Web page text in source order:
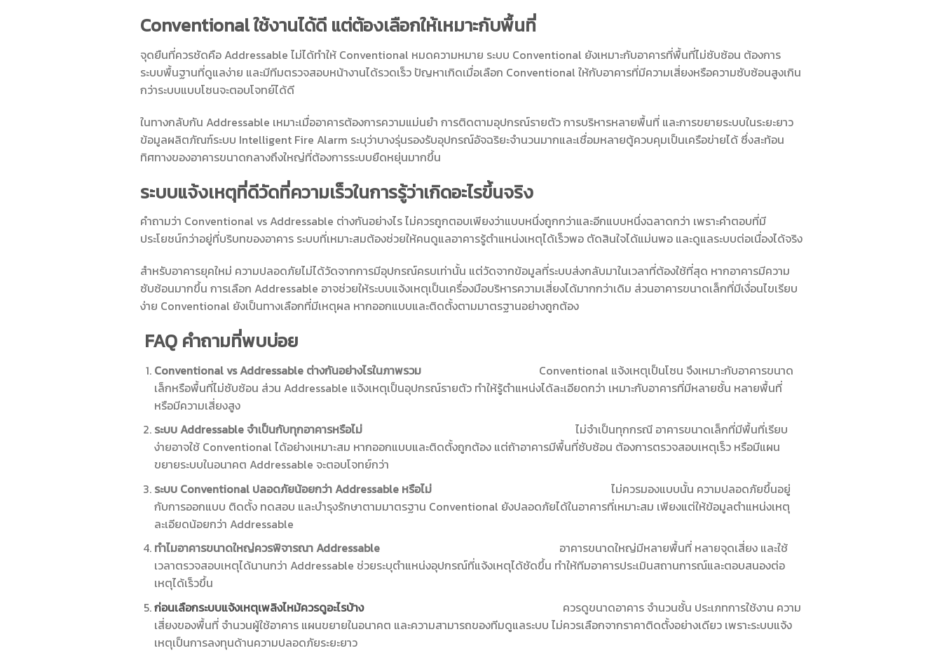
Conventional ใช้งานได้ดี แต่ต้องเลือกให้เหมาะกับพื้นที่
จุดยืนที่ควรชัดคือ Addressable ไม่ได้ทำให้ Conventional หมดความหมาย ระบบ Conventional ยังเหมาะกับอาคารที่พื้นที่ไม่ซับซ้อน ต้องการ
ระบบพื้นฐานที่ดูแลง่าย และมีทีมตรวจสอบหน้างานได้รวดเร็ว ปัญหาเกิดเมื่อเลือก Conventional ให้กับอาคารที่มีความเสี่ยงหรือความซับซ้อนสูงเกิน
กว่าระบบแบบโซนจะตอบโจทย์ได้ดี
ในทางกลับกัน Addressable เหมาะเมื่ออาคารต้องการความแม่นยำ การติดตามอุปกรณ์รายตัว การบริหารหลายพื้นที่ และการขยายระบบในระยะยาว
ข้อมูลผลิตภัณฑ์ระบบ Intelligent Fire Alarm ระบุว่าบางรุ่นรองรับอุปกรณ์อัจฉริยะจำนวนมากและเชื่อมหลายตู้ควบคุมเป็นเครือข่ายได้ ซึ่งสะท้อน
ทิศทางของอาคารขนาดกลางถึงใหญ่ที่ต้องการระบบยืดหยุ่นมากขึ้น
ระบบแจ้งเหตุที่ดีวัดที่ความเร็วในการรู้ว่าเกิดอะไรขึ้นจริง
คำถามว่า Conventional vs Addressable ต่างกันอย่างไร ไม่ควรถูกตอบเพียงว่าแบบหนึ่งถูกกว่าและอีกแบบหนึ่งฉลาดกว่า เพราะคำตอบที่มี
ประโยชน์กว่าอยู่ที่บริบทของอาคาร ระบบที่เหมาะสมต้องช่วยให้คนดูแลอาคารรู้ตำแหน่งเหตุได้เร็วพอ ตัดสินใจได้แม่นพอ และดูแลระบบต่อเนื่องได้จริง
สำหรับอาคารยุคใหม่ ความปลอดภัยไม่ได้วัดจากการมีอุปกรณ์ครบเท่านั้น แต่วัดจากข้อมูลที่ระบบส่งกลับมาในเวลาที่ต้องใช้ที่สุด หากอาคารมีความ
ซับซ้อนมากขึ้น การเลือก Addressable อาจช่วยให้ระบบแจ้งเหตุเป็นเครื่องมือบริหารความเสี่ยงได้มากกว่าเดิม ส่วนอาคารขนาดเล็กที่มีเงื่อนไขเรียบ
ง่าย Conventional ยังเป็นทางเลือกที่มีเหตุผล หากออกแบบและติดตั้งตามมาตรฐานอย่างถูกต้อง
FAQ คำถามที่พบบ่อย
Conventional vs Addressable ต่างกันอย่างไรในภาพรวม Conventional แจ้งเหตุเป็นโซน จึงเหมาะกับอาคารขนาด
เล็กหรือพื้นที่ไม่ซับซ้อน ส่วน Addressable แจ้งเหตุเป็นอุปกรณ์รายตัว ทำให้รู้ตำแหน่งได้ละเอียดกว่า เหมาะกับอาคารที่มีหลายชั้น หลายพื้นที่
หรือมีความเสี่ยงสูง
ระบบ Addressable จำเป็นกับทุกอาคารหรือไม่ไม่จำเป็นทุกกรณี อาคารขนาดเล็กที่มีพื้นที่เรียบ
ง่ายอาจใช้ Conventional ได้อย่างเหมาะสม หากออกแบบและติดตั้งถูกต้อง แต่ถ้าอาคารมีพื้นที่ซับซ้อน ต้องการตรวจสอบเหตุเร็ว หรือมีแผน
ขยายระบบในอนาคต Addressable จะตอบโจทย์กว่า
ระบบ Conventional ปลอดภัยน้อยกว่า Addressable หรือไม่ไม่ควรมองแบบนั้น ความปลอดภัยขึ้นอยู่
กับการออกแบบ ติดตั้ง ทดสอบ และบำรุงรักษาตามมาตรฐาน Conventional ยังปลอดภัยได้ในอาคารที่เหมาะสม เพียงแต่ให้ข้อมูลตำแหน่งเหตุ
ละเอียดน้อยกว่า Addressable
ทำไมอาคารขนาดใหญ่ควรพิจารณา Addressable อาคารขนาดใหญ่มีหลายพื้นที่ หลายจุดเสี่ยง และใช้
เวลาตรวจสอบเหตุได้นานกว่า Addressable ช่วยระบุตำแหน่งอุปกรณ์ที่แจ้งเหตุได้ชัดขึ้น ทำให้ทีมอาคารประเมินสถานการณ์และตอบสนองต่อ
เหตุได้เร็วขึ้น
ก่อนเลือกระบบแจ้งเหตุเพลิงไหม้ควรดูอะไรบ้าง ควรดูขนาดอาคาร จำนวนชั้น ประเภทการใช้งาน ความ
เสี่ยงของพื้นที่ จำนวนผู้ใช้อาคาร แผนขยายในอนาคต และความสามารถของทีมดูแลระบบ ไม่ควรเลือกจากราคาติดตั้งอย่างเดียว เพราะระบบแจ้ง
เหตุเป็นการลงทุนด้านความปลอดภัยระยะยาว